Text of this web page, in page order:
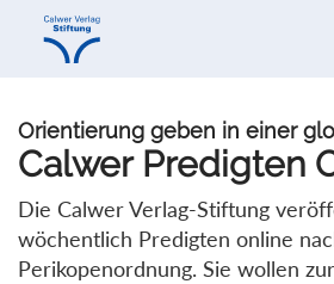
Direkt
Direkt
Orientierung geben in einer
Calwer Predigten
Die Calwer Verlag-Stiftung
wöchentlich Predigten online
Perikopenordnung. Sie wollen